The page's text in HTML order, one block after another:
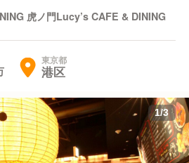
虎ノ門Lucy’s CAFE & DINING
東京都
港区
1/3